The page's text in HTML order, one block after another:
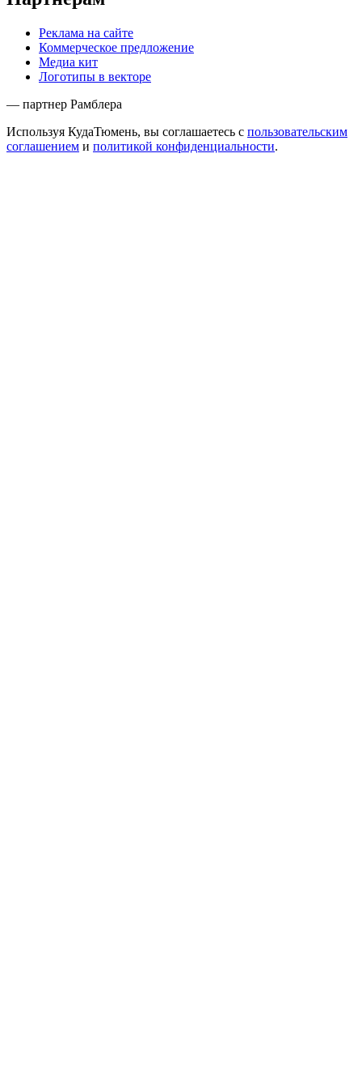
Реклама на сайте
Коммерческое предложение
Медиа кит
Логотипы в векторе
— партнер Рамблера
Используя КудаТюмень, вы соглашаетесь с пользовательским
соглашением и политикой конфиденциальности.